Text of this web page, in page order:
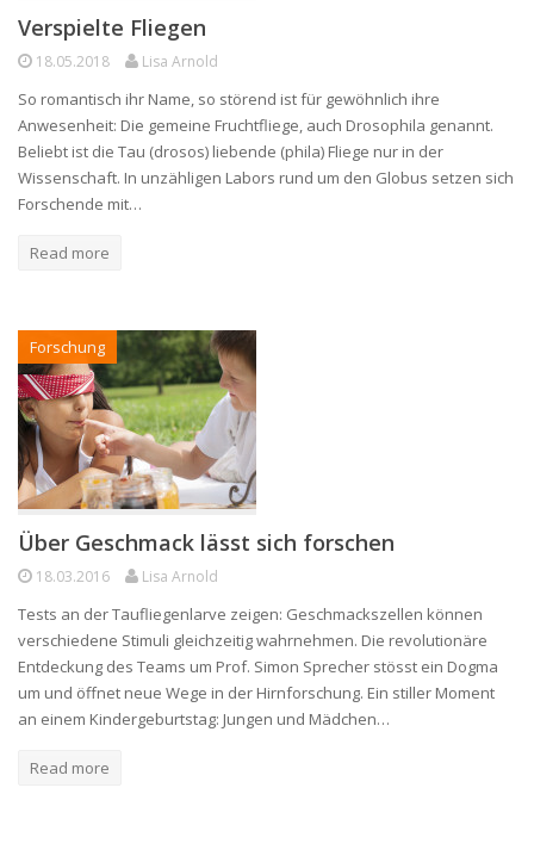
Verspielte Fliegen
18.05.2018 Lisa Arnold
So romantisch ihr Name, so störend ist für gewöhnlich ihre
Anwesenheit: Die gemeine Fruchtfliege, auch Drosophila genannt.
Beliebt ist die Tau (drosos) liebende (phila) Fliege nur in der
Wissenschaft. In unzähligen Labors rund um den Globus setzen sich
Forschende mit…
Read more
Forschung
Über Geschmack lässt sich forschen
18.03.2016 Lisa Arnold
Tests an der Taufliegenlarve zeigen: Geschmackszellen können
verschiedene Stimuli gleichzeitig wahrnehmen. Die revolutionäre
Entdeckung des Teams um Prof. Simon Sprecher stösst ein Dogma
um und öffnet neue Wege in der Hirnforschung. Ein stiller Moment
an einem Kindergeburtstag: Jungen und Mädchen…
Read more